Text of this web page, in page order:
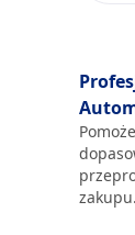
zakupu.